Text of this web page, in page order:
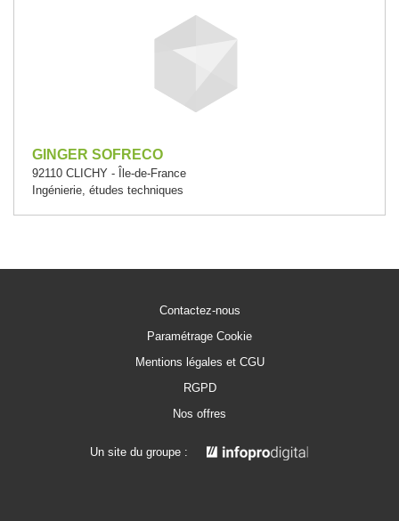
GINGER SOFRECO
92110 CLICHY - Île-de-France
Ingénierie, études techniques
Contactez-nous
Paramétrage Cookie
Mentions légales et CGU
RGPD
Nos offres
Un site du groupe :